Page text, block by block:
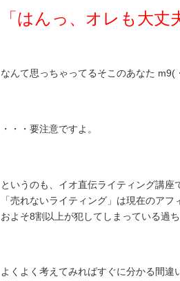
「はんっ、オレも大丈
なんて思っちゃってるそこのあなた m9(
・・・要注意ですよ。
というのも、イオ直伝ライティング講座
「売れないライティング」は現在のアフ
およそ8割以上が犯してしまっている過ち
よくよく考えてみればすぐに分かる間違